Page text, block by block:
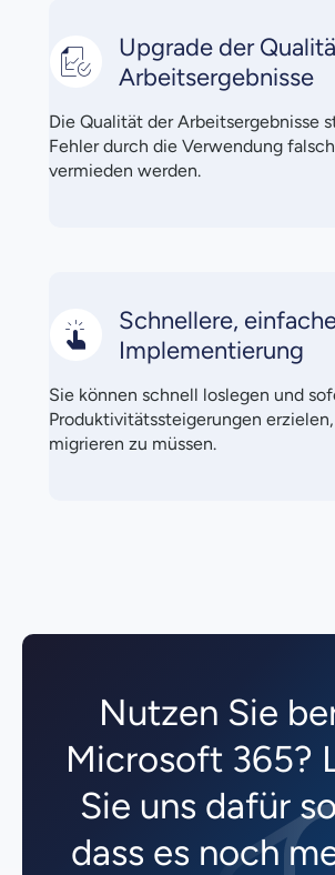
Upgrade der
Arbeitsergebnisse
Die Qualität der Arbeitsergebnisse
Fehler durch die Verwendung
vermieden werden.
Schnellere,
Implementierung
Sie können schnell loslegen und
Produktivitätssteigerungen
migrieren zu müssen.
Nutzen Sie
Microsoft 365?
Sie uns dafür
dass es noch